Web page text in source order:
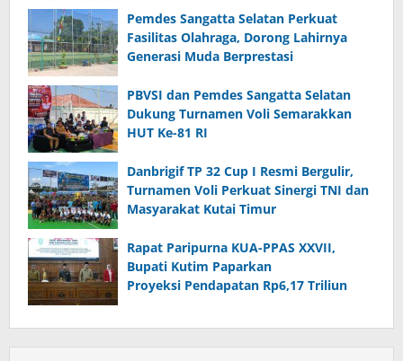
Pemdes Sangatta Selatan Perkuat
Fasilitas Olahraga, Dorong Lahirnya
Generasi Muda Berprestasi
PBVSI dan Pemdes Sangatta Selatan
Dukung Turnamen Voli Semarakkan
HUT Ke-81 RI
Danbrigif TP 32 Cup I Resmi Bergulir,
Turnamen Voli Perkuat Sinergi TNI dan
Masyarakat Kutai Timur
Rapat Paripurna KUA-PPAS XXVII,
Bupati Kutim Paparkan
Proyeksi Pendapatan Rp6,17 Triliun